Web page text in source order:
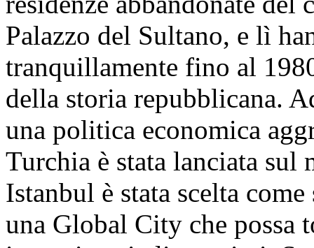
Palazzo del Sultano, e lì
tranquillamente fino al
della storia repubblicana.
una politica economica
Turchia è stata lanciata sul
Istanbul è stata scelta
una Global City che possa